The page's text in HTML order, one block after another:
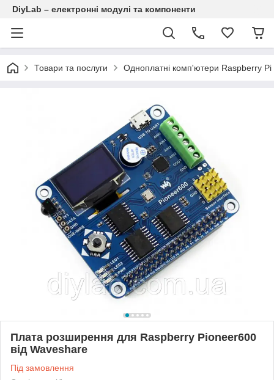
DiyLab – електронні модулі та компоненти
Товари та послуги Одноплатні комп'ютери Raspberry Pi
Плата розширення для Raspberry Pioneer600
від Waveshare
Під замовлення